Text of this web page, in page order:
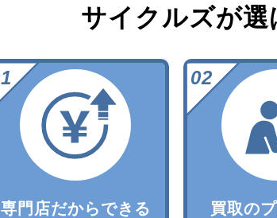
サイクルズが選
専門店だからできる
買取の